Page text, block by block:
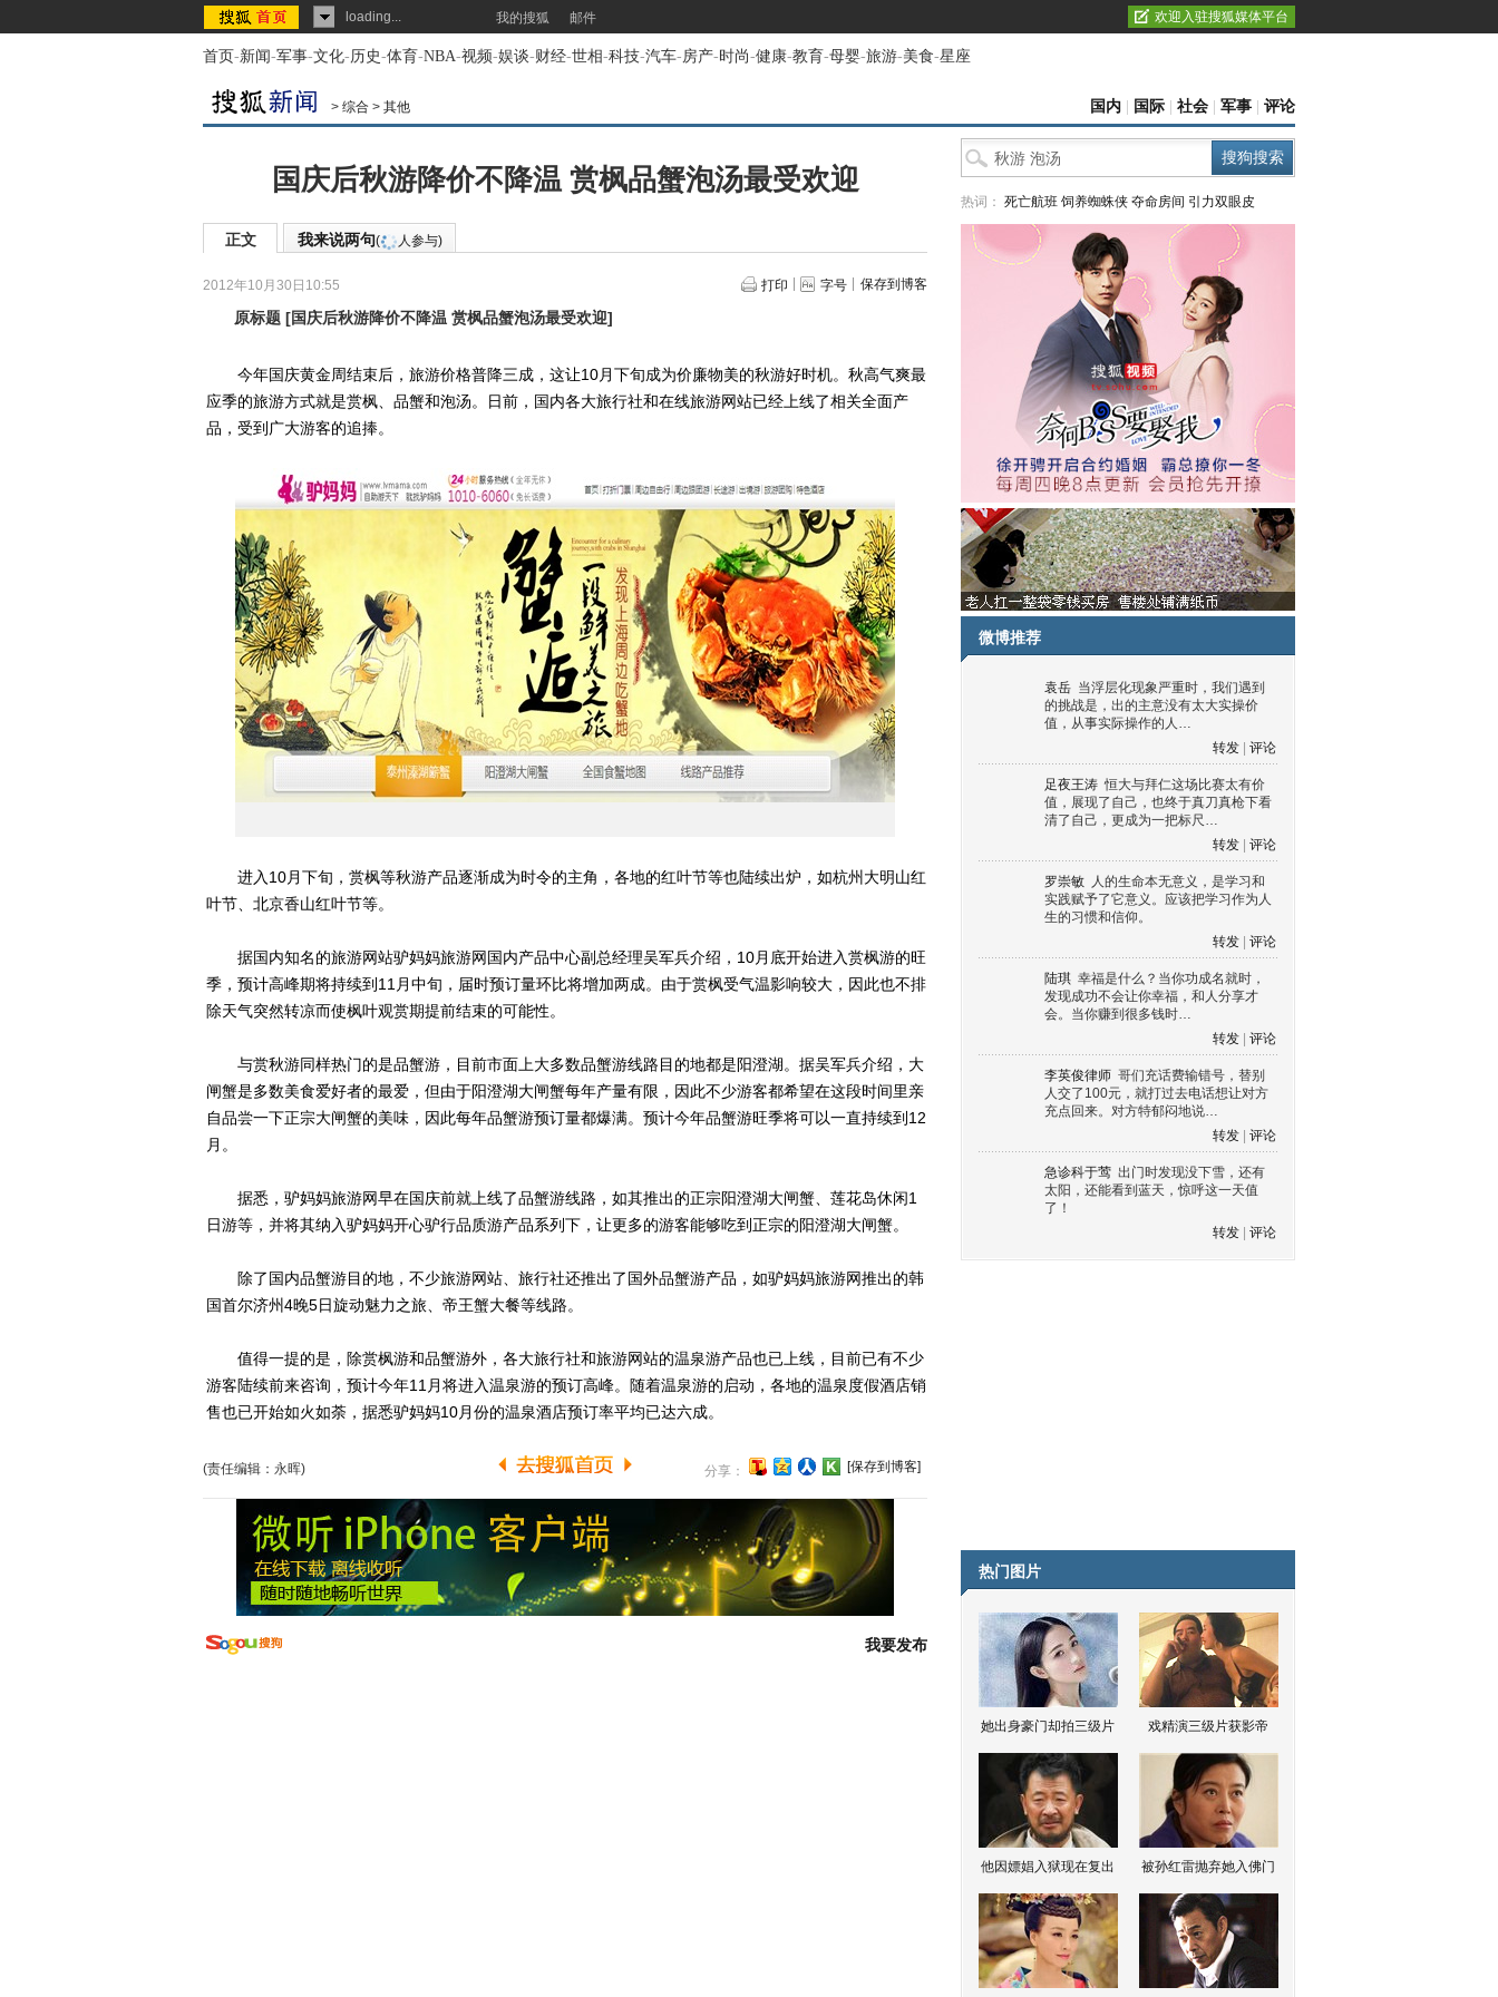
loading... 我的搜狐 邮件 欢迎入驻搜狐媒体平台
首页-新闻-军事-文化-历史-体育-NBA-视频-娱谈-财经-世相-科技-汽车-房产-时尚-健康-教育-母婴-旅游-美食-星座
> 综合 > 其他 国内 国际 社会 军事 评论
国庆后秋游降价不降温 赏枫品蟹泡汤最受欢迎
正文 我来说两句( 人参与)
2012年10月30日10:55 打印 字号 保存到博客
原标题 [国庆后秋游降价不降温 赏枫品蟹泡汤最受欢迎]
今年国庆黄金周结束后，旅游价格普降三成，这让10月下旬成为价廉物美的秋游好时机。秋高气爽最
应季的旅游方式就是赏枫、品蟹和泡汤。日前，国内各大旅行社和在线旅游网站已经上线了相关全面产
品，受到广大游客的追捧。
进入10月下旬，赏枫等秋游产品逐渐成为时令的主角，各地的红叶节等也陆续出炉，如杭州大明山红
叶节、北京香山红叶节等。
据国内知名的旅游网站驴妈妈旅游网国内产品中心副总经理吴军兵介绍，10月底开始进入赏枫游的旺
季，预计高峰期将持续到11月中旬，届时预订量环比将增加两成。由于赏枫受气温影响较大，因此也不排
除天气突然转凉而使枫叶观赏期提前结束的可能性。
与赏秋游同样热门的是品蟹游，目前市面上大多数品蟹游线路目的地都是阳澄湖。据吴军兵介绍，大
闸蟹是多数美食爱好者的最爱，但由于阳澄湖大闸蟹每年产量有限，因此不少游客都希望在这段时间里亲
自品尝一下正宗大闸蟹的美味，因此每年品蟹游预订量都爆满。预计今年品蟹游旺季将可以一直持续到12
月。
据悉，驴妈妈旅游网早在国庆前就上线了品蟹游线路，如其推出的正宗阳澄湖大闸蟹、莲花岛休闲1
日游等，并将其纳入驴妈妈开心驴行品质游产品系列下，让更多的游客能够吃到正宗的阳澄湖大闸蟹。
除了国内品蟹游目的地，不少旅游网站、旅行社还推出了国外品蟹游产品，如驴妈妈旅游网推出的韩
国首尔济州4晚5日旋动魅力之旅、帝王蟹大餐等线路。
值得一提的是，除赏枫游和品蟹游外，各大旅行社和旅游网站的温泉游产品也已上线，目前已有不少
游客陆续前来咨询，预计今年11月将进入温泉游的预订高峰。随着温泉游的启动，各地的温泉度假酒店销
售也已开始如火如荼，据悉驴妈妈10月份的温泉酒店预订率平均已达六成。
(责任编辑：永晖) 分享： [保存到博客]
我要发布
热词： 死亡航班 饲养蜘蛛侠 夺命房间 引力双眼皮
微博推荐
袁岳 当浮层化现象严重时，我们遇到
的挑战是，出的主意没有太大实操价
值，从事实际操作的人…
转发
评论
足夜王涛 恒大与拜仁这场比赛太有价
值，展现了自己，也终于真刀真枪下看
清了自己，更成为一把标尺…
转发
评论
罗崇敏 人的生命本无意义，是学习和
实践赋予了它意义。应该把学习作为人
生的习惯和信仰。
转发
评论
陆琪 幸福是什么？当你功成名就时，
发现成功不会让你幸福，和人分享才
会。当你赚到很多钱时…
转发
评论
李英俊律师 哥们充话费输错号，替别
人交了100元，就打过去电话想让对方
充点回来。对方特郁闷地说…
转发
评论
急诊科于莺 出门时发现没下雪，还有
太阳，还能看到蓝天，惊呼这一天值
了！
转发
评论
热门图片
她出身豪门却拍三级片 戏精演三级片获影帝
他因嫖娼入狱现在复出 被孙红雷抛弃她入佛门